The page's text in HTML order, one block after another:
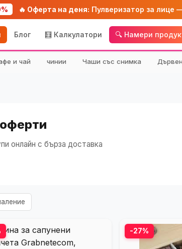
🔥 Оферта на деня: Пулверизатор за лице
Блог 🧮 Калкулатори 🔍 Намери
и чай чинии Чаши със снимка
онлайн с бърза доставка
-27%